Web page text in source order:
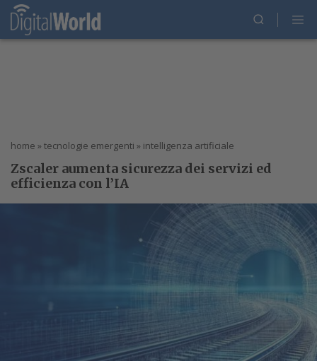
home » tecnologie emergenti » intelligenza artificiale
Zscaler aumenta sicurezza dei servizi ed
efficienza con l’IA